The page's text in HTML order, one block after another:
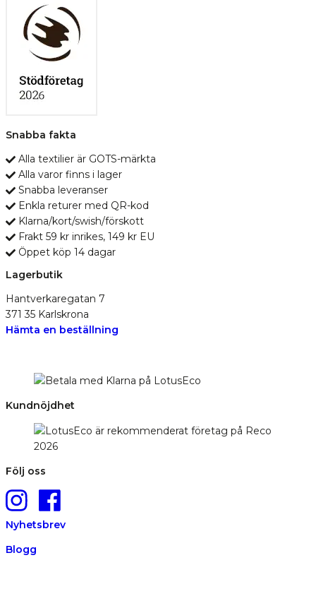
Snabba fakta
Alla textilier är GOTS-märkta
Alla varor finns i lager
Snabba leveranser
Enkla returer med QR-kod
Klarna/kort/swish/förskott
Frakt 59 kr inrikes, 149 kr EU
Öppet köp 14 dagar
Lagerbutik
Hantverkaregatan 7
371 35 Karlskrona
Hämta en beställning
Kundnöjdhet
Följ oss
Nyhetsbrev
Blogg